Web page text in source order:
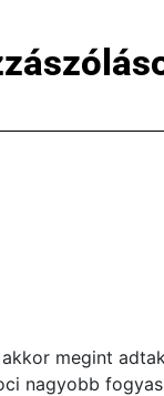
megint
nagyobb